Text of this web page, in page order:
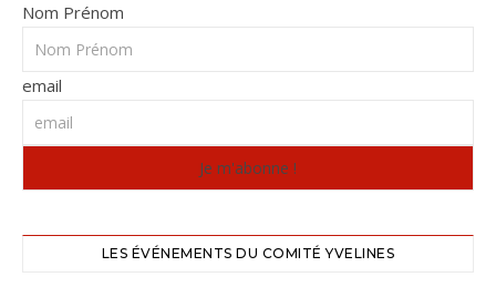
Nom Prénom
email
LES ÉVÉNEMENTS DU COMITÉ YVELINES